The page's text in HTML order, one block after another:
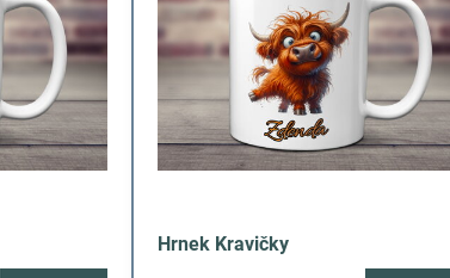
Hrnek Kravičky